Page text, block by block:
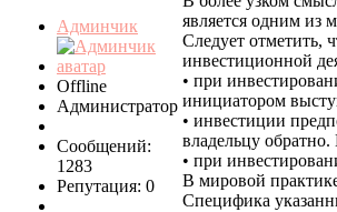
Админчик
Offline
Администратор
Сообщений:
1283
Репутация: 0
является одним из
Следует отметить,
инвестиционной
• при
инициатором
• инвестиции
владельцу
• при
В мировой
Специфика